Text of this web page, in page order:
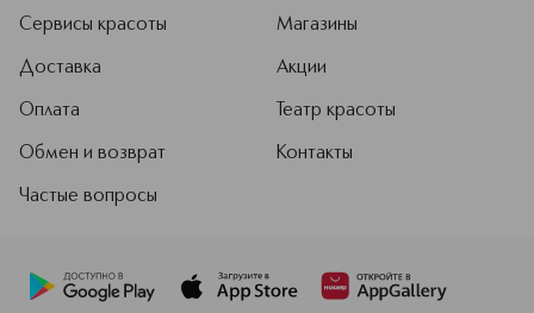
Сервисы красоты
Доставка
Оплата
Обмен и возврат
Частые вопросы
Магазины
Акции
Театр красоты
Контакты